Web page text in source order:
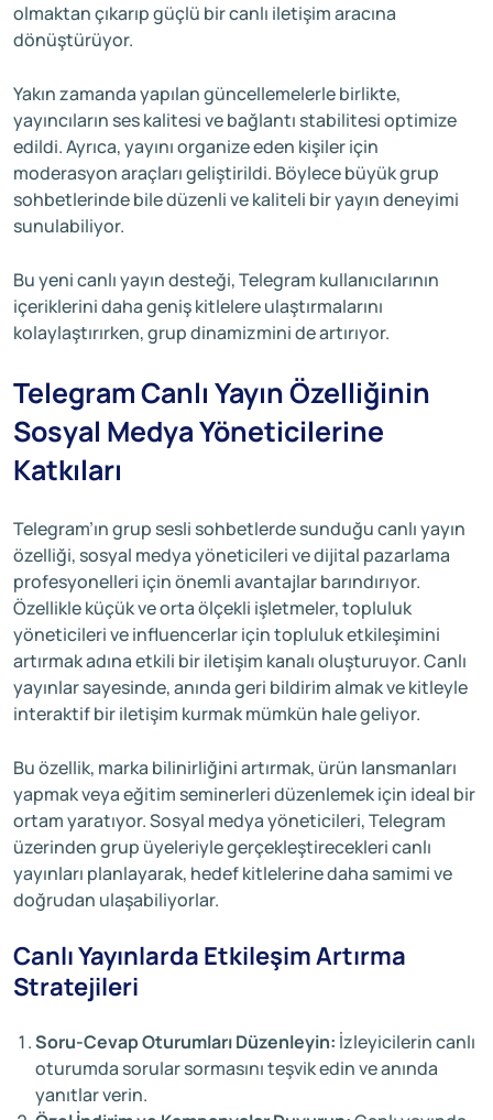
olmaktan çıkarıp güçlü bir canlı iletişim aracına
dönüştürüyor.
Yakın zamanda yapılan güncellemelerle birlikte,
yayıncıların ses kalitesi ve bağlantı stabilitesi optimize
edildi. Ayrıca, yayını organize eden kişiler için
moderasyon araçları geliştirildi. Böylece büyük grup
sohbetlerinde bile düzenli ve kaliteli bir yayın deneyimi
sunulabiliyor.
Bu yeni canlı yayın desteği, Telegram kullanıcılarının
içeriklerini daha geniş kitlelere ulaştırmalarını
kolaylaştırırken, grup dinamizmini de artırıyor.
Telegram Canlı Yayın Özelliğinin
Sosyal Medya Yöneticilerine
Katkıları
Telegram’ın grup sesli sohbetlerde sunduğu canlı yayın
özelliği, sosyal medya yöneticileri ve dijital pazarlama
profesyonelleri için önemli avantajlar barındırıyor.
Özellikle küçük ve orta ölçekli işletmeler, topluluk
yöneticileri ve influencerlar için topluluk etkileşimini
artırmak adına etkili bir iletişim kanalı oluşturuyor. Canlı
yayınlar sayesinde, anında geri bildirim almak ve kitleyle
interaktif bir iletişim kurmak mümkün hale geliyor.
Bu özellik, marka bilinirliğini artırmak, ürün lansmanları
yapmak veya eğitim seminerleri düzenlemek için ideal bir
ortam yaratıyor. Sosyal medya yöneticileri, Telegram
üzerinden grup üyeleriyle gerçekleştirecekleri canlı
yayınları planlayarak, hedef kitlelerine daha samimi ve
doğrudan ulaşabiliyorlar.
Canlı Yayınlarda Etkileşim Artırma
Stratejileri
Soru-Cevap Oturumları Düzenleyin: İzleyicilerin canlı
oturumda sorular sormasını teşvik edin ve anında
yanıtlar verin.